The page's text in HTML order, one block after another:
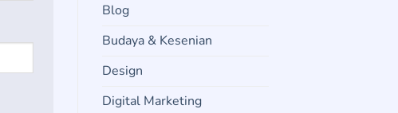
Blog
Budaya & Kesenian
Design
Digital Marketing